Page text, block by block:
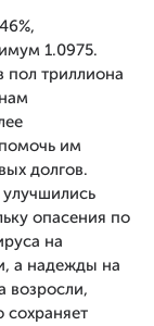
1.0975.
триллиона
им
долгов.
опасения по
на
а надежды на
возросли,
сохраняет